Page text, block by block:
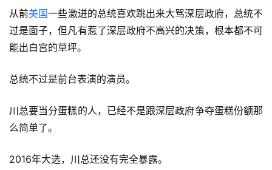
从前美国一些激进的总统喜欢跳出来大骂深层政府，总统不
过是面子，但凡有惹了深层政府不高兴的决策，根本都不可
能出白宫的草坪。
总统不过是前台表演的演员。
川总要当分蛋糕的人，已经不是跟深层政府争夺蛋糕份额那
么简单了。
2016年大选，川总还没有完全暴露。